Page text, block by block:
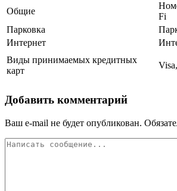
Общие
Fi
Парковка
Интернет
Виды принимаемых кредитных
карт
Добавить комментарий
Ваш e-mail не будет опубликован.